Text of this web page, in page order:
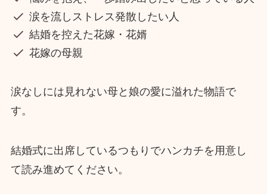
涙を流しストレス発散したい人
結婚を控えた花嫁・花婿
花嫁の母親
涙なしには見れない母と娘の愛に溢れた物語で
す。
結婚式に出席しているつもりでハンカチを用意し
て読み進めてください。